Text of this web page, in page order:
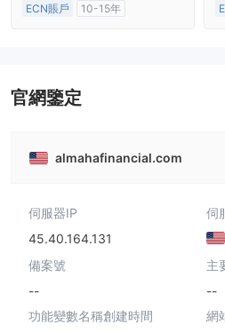
ECN賬戶
10-15年
官網鑒定
almahafinancial.com
伺服器IP
45.40.164.131
伺
備案號
--
主
--
功能變數名稱創建時間
網